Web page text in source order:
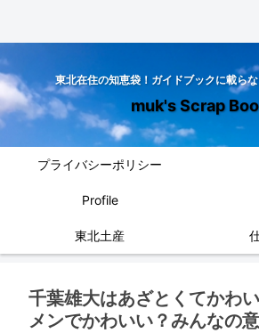
東北在住の知恵袋！ガイドブックに載ら
muk's Scrap
プライバシーポリシー
Profile
東北土産
千葉雄大はあざとくてかわ
メンでかわいい？みんなの